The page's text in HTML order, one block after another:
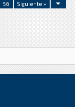
56 Siguiente »